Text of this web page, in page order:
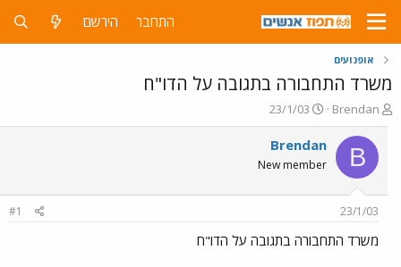
התחבר הירשם
אופנועים
משרד התחבורה בתגובה על הדו"ח
פ
ו
ת
ח
ה
ש
א
Brendan
פ
ו
ר
ס
ם
ר
23/1/03
B
Brendan
New member
23/1/03
#1
משרד התחבורה בתגובה על הדו"ח